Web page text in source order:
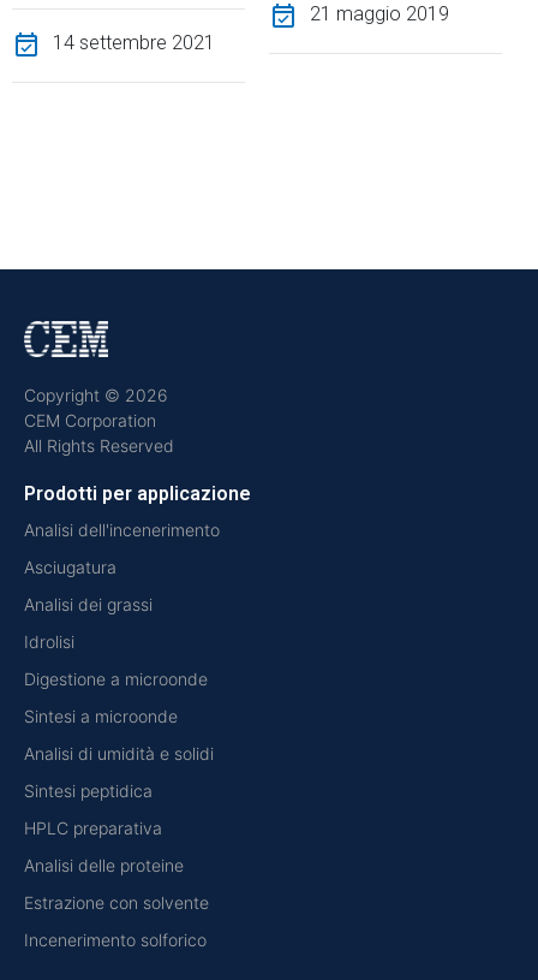
event_available 14 settembre 2021
event_available 21 maggio 2019
Copyright © 2026
CEM Corporation
All Rights Reserved
Prodotti per applicazione
Analisi dell'incenerimento
Asciugatura
Analisi dei grassi
Idrolisi
Digestione a microonde
Sintesi a microonde
Analisi di umidità e solidi
Sintesi peptidica
HPLC preparativa
Analisi delle proteine
Estrazione con solvente
Incenerimento solforico